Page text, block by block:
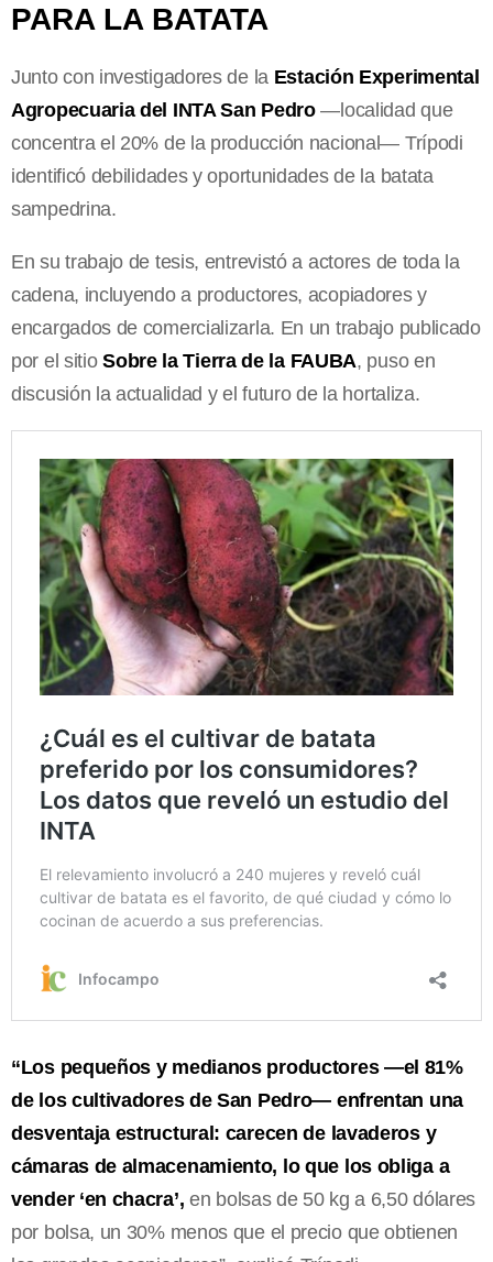
PARA LA BATATA
Junto con investigadores de la Estación Experimental
Agropecuaria del INTA San Pedro—localidad que
concentra el 20% de la producción nacional— Trípodi
identificó debilidades y oportunidades de la batata
sampedrina.
En su trabajo de tesis, entrevistó a actores de toda la
cadena, incluyendo a productores, acopiadores y
encargados de comercializarla. En un trabajo publicado
por el sitioSobre la Tierra de la FAUBA, puso en
discusión la actualidad y el futuro de la hortaliza.
“Los pequeños y medianos productores —el 81%
de los cultivadores de San Pedro— enfrentan una
desventaja estructural: carecen de lavaderos y
cámaras de almacenamiento, lo que los obliga a
vender ‘en chacra’, en bolsas de 50 kg a 6,50 dólares
por bolsa, un 30% menos que el precio que obtienen